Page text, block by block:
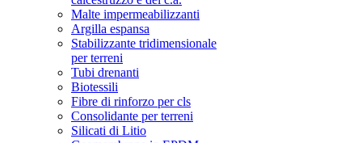
Malte impermeabilizzanti
Argilla espansa
Stabilizzante tridimensionale
per terreni
Tubi drenanti
Biotessili
Fibre di rinforzo per cls
Consolidante per terreni
Silicati di Litio